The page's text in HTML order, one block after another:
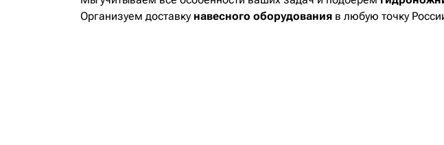
Организуем доставку навесного оборудования в любую точку